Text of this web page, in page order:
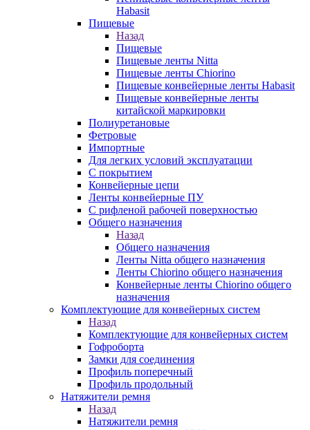
Habasit
Пищевые
Назад
Пищевые
Пищевые ленты Nitta
Пищевые ленты Chiorino
Пищевые конвейерные ленты Habasit
Пищевые конвейерные ленты
китайской маркировки
Полиуретановые
Фетровые
Импортные
Для легких условий эксплуатации
С покрытием
Конвейерные цепи
Ленты конвейерные ПУ
С рифленой рабочей поверхностью
Общего назначения
Назад
Общего назначения
Ленты Nitta общего назначения
Ленты Chiorino общего назначения
Конвейерные ленты Chiorino общего
назначения
Комплектующие для конвейерных систем
Назад
Комплектующие для конвейерных систем
Гофроборта
Замки для соединения
Профиль поперечный
Профиль продольный
Натяжители ремня
Назад
Натяжители ремня